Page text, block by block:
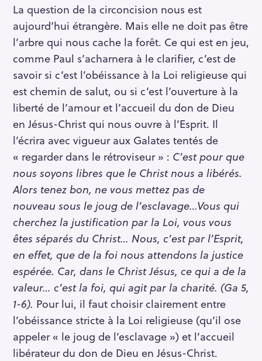
La question de la circoncision nous est
aujourd’hui étrangère. Mais elle ne doit pas être
l’arbre qui nous cache la forêt. Ce qui est en jeu,
comme Paul s’acharnera à le clarifier, c’est de
savoir si c’est l’obéissance à la Loi religieuse qui
est chemin de salut, ou si c’est l’ouverture à la
liberté de l’amour et l’accueil du don de Dieu
en Jésus-Christ qui nous ouvre à l’Esprit. Il
l’écrira avec vigueur aux Galates tentés de
« regarder dans le rétroviseur » : C’est pour que
nous soyons libres que le Christ nous a libérés.
Alors tenez bon, ne vous mettez pas de
nouveau sous le joug de l’esclavage…Vous qui
cherchez la justification par la Loi, vous vous
êtes séparés du Christ… Nous, c’est par l’Esprit,
en effet, que de la foi nous attendons la justice
espérée. Car, dans le Christ Jésus, ce qui a de la
valeur… c’est la foi, qui agit par la charité. (Ga 5,
1-6). Pour lui, il faut choisir clairement entre
l’obéissance stricte à la Loi religieuse (qu’il ose
appeler « le joug de l’esclavage ») et l’accueil
libérateur du don de Dieu en Jésus-Christ.